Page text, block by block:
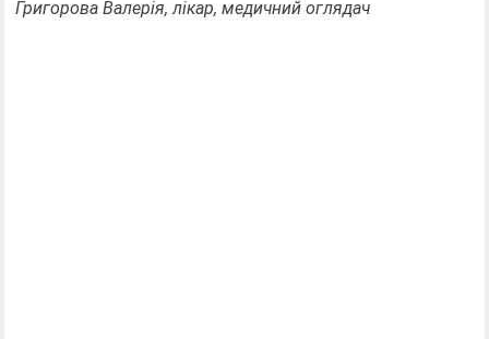
Григорова Валерія, лікар, медичний оглядач